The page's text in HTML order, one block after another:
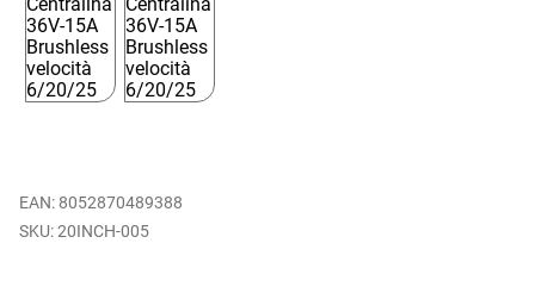
EAN: 8052870489388
20INCH-005